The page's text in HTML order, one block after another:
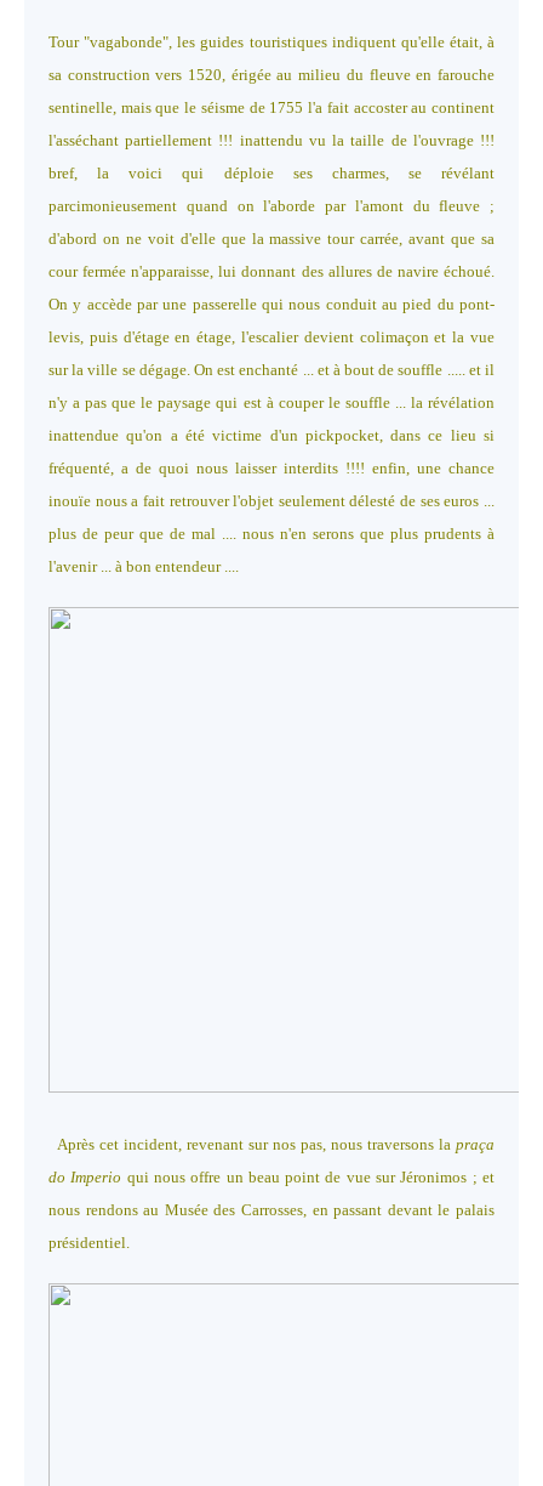
Tour "vagabonde", les guides touristiques indiquent qu'elle était, à
sa construction vers 1520, érigée au milieu du fleuve en farouche
sentinelle, mais que le séisme de 1755 l'a fait accoster au continent
l'asséchant partiellement !!! inattendu vu la taille de l'ouvrage !!!
bref, la voici qui déploie ses charmes, se révélant
parcimonieusement quand on l'aborde par l'amont du fleuve ;
d'abord on ne voit d'elle que la massive tour carrée, avant que sa
cour fermée n'apparaisse, lui donnant des allures de navire échoué.
On y accède par une passerelle qui nous conduit au pied du pont-
levis, puis d'étage en étage, l'escalier devient colimaçon et la vue
sur la ville se dégage. On est enchanté ... et à bout de souffle ..... et il
n'y a pas que le paysage qui est à couper le souffle ... la révélation
inattendue qu'on a été victime d'un pickpocket, dans ce lieu si
fréquenté, a de quoi nous laisser interdits !!!! enfin, une chance
inouïe nous a fait retrouver l'objet seulement délesté de ses euros ...
plus de peur que de mal .... nous n'en serons que plus prudents à
l'avenir ... à bon entendeur ....
Après cet incident, revenant sur nos pas, nous traversons la praça
do Imperio qui nous offre un beau point de vue sur Jéronimos ; et
nous rendons au Musée des Carrosses, en passant devant le palais
présidentiel.